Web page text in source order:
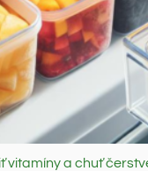
vitamíny a chuť